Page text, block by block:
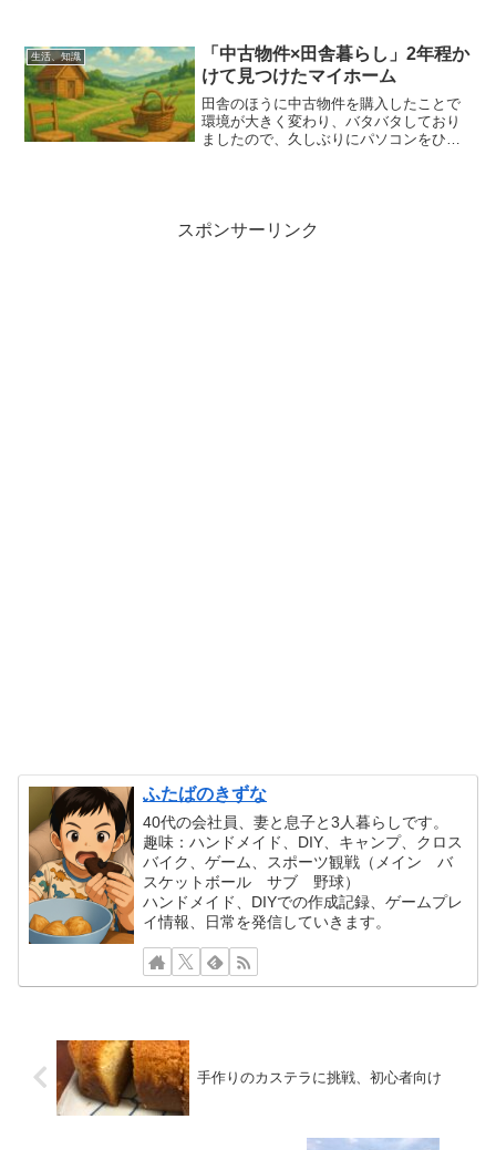
生活、知識
「中古物件×田舎暮らし」2年程か
けて見つけたマイホーム
田舎のほうに中古物件を購入したことで
環境が大きく変わり、バタバタしており
ましたので、久しぶりにパソコンをひら
スポンサーリンク
ふたばのきずな
40代の会社員、妻と息子と3人暮らしです。
趣味：ハンドメイド、DIY、キャンプ、クロス
バイク、ゲーム、スポーツ観戦（メイン バ
スケットボール サブ 野球）
ハンドメイド、DIYでの作成記録、ゲームプレ
イ情報、日常を発信していきます。
手作りのカステラに挑戦、初心者向け